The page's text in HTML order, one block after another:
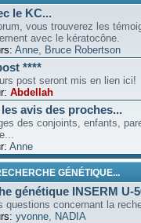
le KC...
vous trouverez les
avec le kératocône.
Anne, Bruce Robertson
****
post seront mis en lien ici!
Abdellah
avis des proches...
des conjoints, enfants,
Anne
GÉNÉTIQUE...
génétique INSERM U-
questions concernant la
yvonne, NADIA